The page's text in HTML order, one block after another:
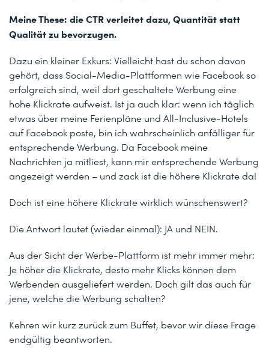
Meine These: die CTR verleitet dazu, Quantität statt
Qualität zu bevorzugen.
Dazu ein kleiner Exkurs: Vielleicht hast du schon davon
gehört, dass Social-Media-Plattformen wie Facebook so
erfolgreich sind, weil dort geschaltete Werbung eine
hohe Klickrate aufweist. Ist ja auch klar: wenn ich täglich
etwas über meine Ferienpläne und All-Inclusive-Hotels
auf Facebook poste, bin ich wahrscheinlich anfälliger für
entsprechende Werbung. Da Facebook meine
Nachrichten ja mitliest, kann mir entsprechende Werbung
angezeigt werden – und zack ist die höhere Klickrate da!
Doch ist eine höhere Klickrate wirklich wünschenswert?
Die Antwort lautet (wieder einmal): JA und NEIN.
Aus der Sicht der Werbe-Plattform ist mehr immer mehr:
Je höher die Klickrate, desto mehr Klicks können dem
Werbenden ausgeliefert werden. Doch gilt das auch für
jene, welche die Werbung schalten?
Kehren wir kurz zurück zum Buffet, bevor wir diese Frage
endgültig beantworten.